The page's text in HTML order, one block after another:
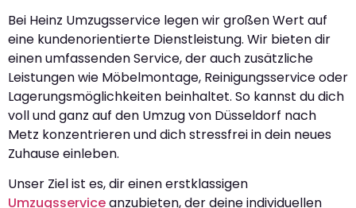
Bei Heinz Umzugsservice legen wir großen Wert auf
eine kundenorientierte Dienstleistung. Wir bieten dir
einen umfassenden Service, der auch zusätzliche
Leistungen wie Möbelmontage, Reinigungsservice oder
Lagerungsmöglichkeiten beinhaltet. So kannst du dich
voll und ganz auf den Umzug von Düsseldorf nach
Metz konzentrieren und dich stressfrei in dein neues
Zuhause einleben.
Unser Ziel ist es, dir einen erstklassigen
Umzugsserviceanzubieten, der deine individuellen